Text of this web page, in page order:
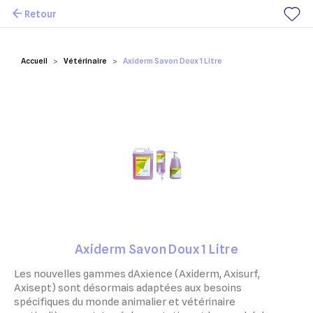
Mes favoris
Accueil Vétérinaire Axiderm Savon Doux 1 Litre
Retour
Axiderm Savon Doux 1 Litre
Les nouvelles gammes dAxience (Axiderm, Axisurf,
Axisept) sont désormais adaptées aux besoins
spécifiques du monde animalier et vétérinaire